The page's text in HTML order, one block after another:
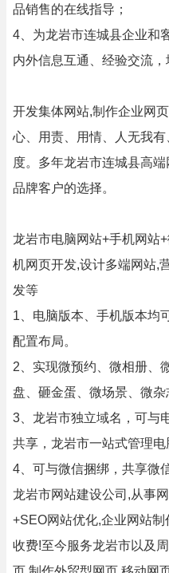
品销售的在线指导；
4、为龙岩市连城县企业和
内外信息互通、经验交流，
开发集体网站,制作企业网
心、用责、用情、人无我
度。多年龙岩市连城县高
品牌客户的选择。
龙岩市电脑网站+手机网站
机网页开发,设计多端网站,
发等
1、电脑版本、手机版本均
配置布局。
2、实现微预约、微相册、
盘、砸金蛋、微场景、微杂
3、龙岩市独立域名，可与
共享，龙岩市一站式管理电
4、可与微信捆绑，共享微
龙岩市网站建设公司,从事
+SEO网站优化,企业网站
收费!至今服务龙岩市以及